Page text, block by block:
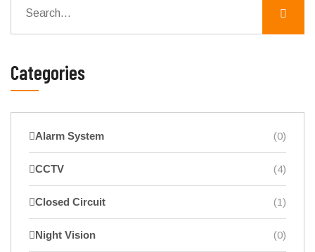
Categories
Alarm System (0)
CCTV (4)
Closed Circuit (1)
Night Vision (0)